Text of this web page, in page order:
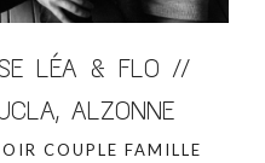
LÉA & FLO //
ALZONNE
COUPLE FAMILLE